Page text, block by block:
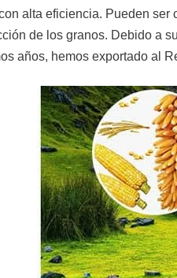
alta eficiencia. Pueden
de los granos. Debido a
años, hemos exportado al